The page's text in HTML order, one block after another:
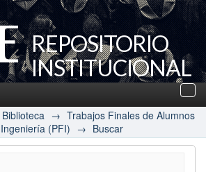
REPOSITORIO
INSTITUCIONAL
Biblioteca → Trabajos Finales de Alumnos
(PFI) → Buscar